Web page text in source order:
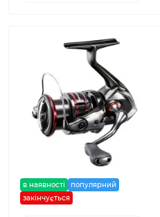
в наявності
популярний
закінчується